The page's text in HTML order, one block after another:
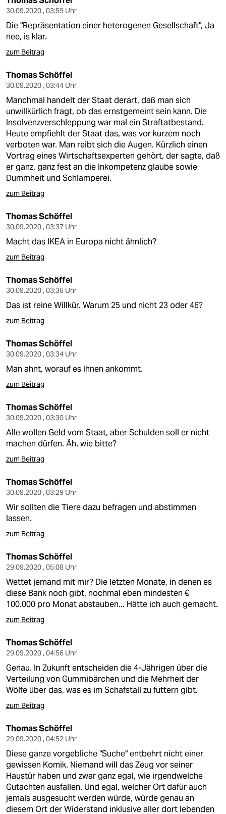
30.09.2020 , 03:59 Uhr
Die "Repräsentation einer heterogenen Gesellschaft", Ja
nee, is klar.
zum Beitrag
Thomas Schöffel
30.09.2020 , 03:44 Uhr
Manchmal handelt der Staat derart, daß man sich
unwillkürlich fragt, ob das ernstgemeint sein kann. Die
Insolvenzverschleppung war mal ein Straftatbestand.
Heute empfiehlt der Staat das, was vor kurzem noch
verboten war. Man reibt sich die Augen. Kürzlich einen
Vortrag eines Wirtschaftsexperten gehört, der sagte, daß
er ganz, ganz fest an die Inkompetenz glaube sowie
Dummheit und Schlamperei.
zum Beitrag
Thomas Schöffel
30.09.2020 , 03:37 Uhr
Macht das IKEA in Europa nicht ähnlich?
zum Beitrag
Thomas Schöffel
30.09.2020 , 03:36 Uhr
Das ist reine Willkür. Warum 25 und nicht 23 oder 46?
zum Beitrag
Thomas Schöffel
30.09.2020 , 03:34 Uhr
Man ahnt, worauf es Ihnen ankommt.
zum Beitrag
Thomas Schöffel
30.09.2020 , 03:30 Uhr
Alle wollen Geld vom Staat, aber Schulden soll er nicht
machen dürfen. Äh, wie bitte?
zum Beitrag
Thomas Schöffel
30.09.2020 , 03:29 Uhr
Wir sollten die Tiere dazu befragen und abstimmen
lassen.
zum Beitrag
Thomas Schöffel
29.09.2020 , 05:08 Uhr
Wettet jemand mit mir? Die letzten Monate, in denen es
diese Bank noch gibt, nochmal eben mindesten €
100.000 pro Monat abstauben... Hätte ich auch gemacht.
zum Beitrag
Thomas Schöffel
29.09.2020 , 04:56 Uhr
Genau. In Zukunft entscheiden die 4-Jährigen über die
Verteilung von Gummibärchen und die Mehrheit der
Wölfe über das, was es im Schafstall zu futtern gibt.
zum Beitrag
Thomas Schöffel
29.09.2020 , 04:52 Uhr
Diese ganze vorgebliche "Suche" entbehrt nicht einer
gewissen Komik. Niemand will das Zeug vor seiner
Haustür haben und zwar ganz egal, wie irgendwelche
Gutachten ausfallen. Und egal, welcher Ort dafür auch
jemals ausgesucht werden würde, würde genau an
diesem Ort der Widerstand inklusive aller dort lebenden